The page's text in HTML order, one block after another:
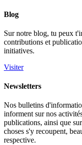
Blog
Sur notre blog, tu peux
contributions et
initiatives.
Visiter
Newsletters
Nos bulletins
informent sur nos
publications, ainsi que
choses s'y recoupent,
respective.